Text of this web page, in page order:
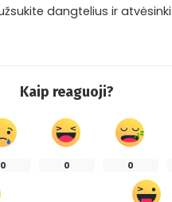
dangtelius ir
Kaip reaguoji?
0 0 0